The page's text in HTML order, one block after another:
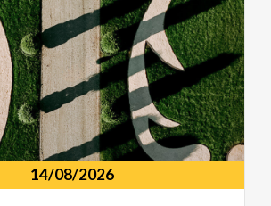
14/08/2026